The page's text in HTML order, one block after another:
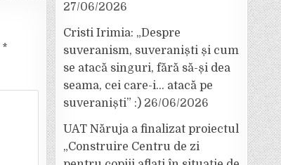
*
27/06/2026
Cristi Irimia: „Despre
suveranism, suveraniști și cum
se atacă singuri, fără să-și dea
seama, cei care-i… atacă pe
suveraniști” :) 26/06/2026
UAT Năruja a finalizat proiectul
„Construire Centru de zi